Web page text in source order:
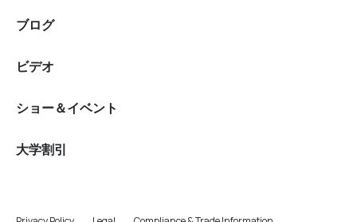
ブログ
ビデオ
ショー＆イベント
大学割引